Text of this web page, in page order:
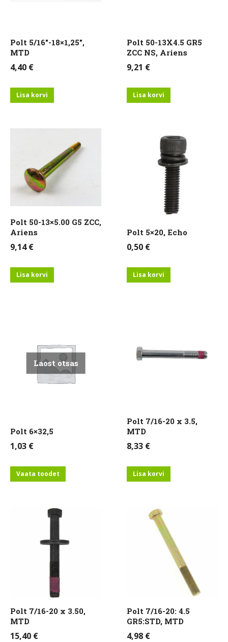
Polt 5/16″-18×1,25″,
MTD
4,40 €
Lisa korvi
Polt 50-13X4.5 GR5
ZCC NS, Ariens
9,21 €
Lisa korvi
Polt 50-13×5.00 G5 ZCC,
Ariens
9,14€
Lisa korvi
Polt 5×20, Echo
0,50 €
Lisa korvi
Laost otsas
Polt 6×32,5
1,03 €
Vaata toodet
Polt 7/16-20 x 3.5,
MTD
8,33 €
Lisa korvi
Polt 7/16-20 x 3.50,
MTD
15,40 €
Polt 7/16-20: 4.5
GR5:STD, MTD
4,98 €